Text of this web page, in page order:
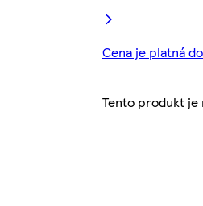
Cena je platná
Tento produkt je